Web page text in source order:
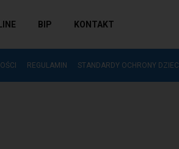
BIP KONTAKT
REGULAMIN STANDARDY OCHRONY DZIECI
ZAKUP NOWOŚCI WYDAWNICZYCH DO…